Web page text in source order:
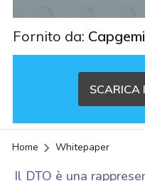
Fornito da:
SCARICA
Home Whitepaper
Il DTO è una